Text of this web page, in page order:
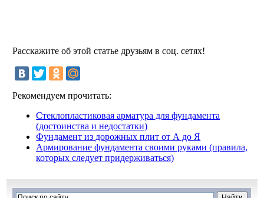
Расскажите об этой статье друзьям в соц. сетях!
Рекомендуем прочитать:
Стеклопластиковая арматура для фундамента
(достоинства и недостатки)
Фундамент из дорожных плит от А до Я
Армирование фундамента своими руками (правила,
которых следует придерживаться)